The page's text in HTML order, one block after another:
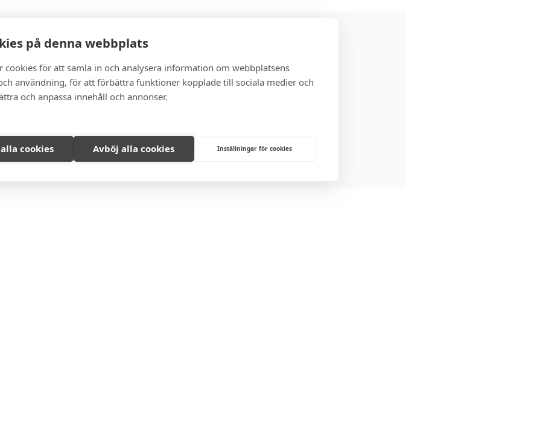
på denna webbplats
cookies för att samla in och analysera information om webbplatsens
användning, för att förbättra funktioner kopplade till sociala medier och
och anpassa innehåll och annonser.
cookies Avböj alla cookies Inställningar för cookies
SÅLD
har tyvärr redan blivit såld. Vill du veta mer om försäljningen går det bra att kontakta